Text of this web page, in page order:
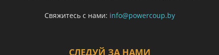
Свяжитесь с нами: info@powercoup.by
СЛЕДУЙ ЗА НАМИ